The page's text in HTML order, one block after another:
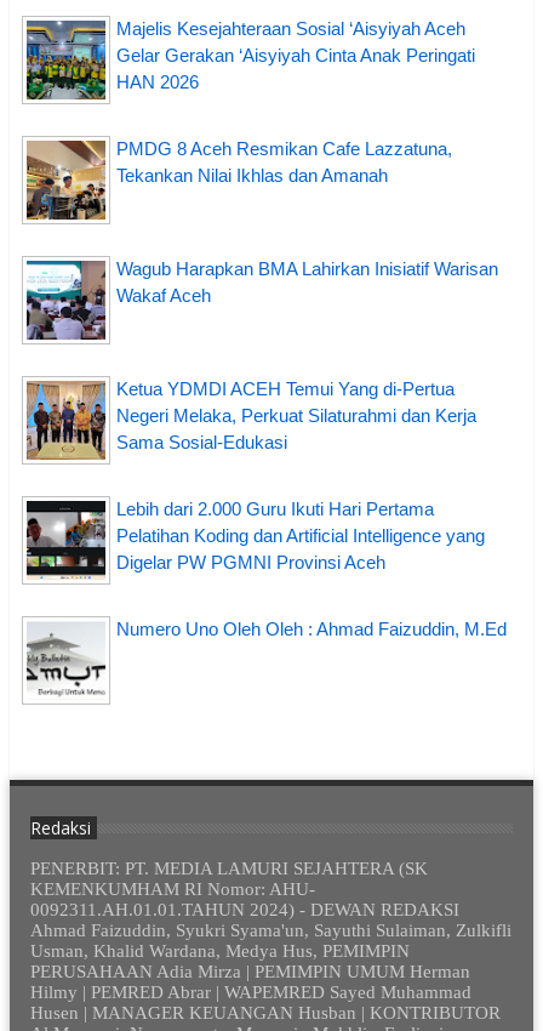
Majelis Kesejahteraan Sosial ‘Aisyiyah Aceh
Gelar Gerakan ‘Aisyiyah Cinta Anak Peringati
HAN 2026
PMDG 8 Aceh Resmikan Cafe Lazzatuna,
Tekankan Nilai Ikhlas dan Amanah
Wagub Harapkan BMA Lahirkan Inisiatif Warisan
Wakaf Aceh
Ketua YDMDI ACEH Temui Yang di-Pertua
Negeri Melaka, Perkuat Silaturahmi dan Kerja
Sama Sosial-Edukasi
Lebih dari 2.000 Guru Ikuti Hari Pertama
Pelatihan Koding dan Artificial Intelligence yang
Digelar PW PGMNI Provinsi Aceh
Numero Uno Oleh Oleh : Ahmad Faizuddin, M.Ed
Redaksi
PENERBIT: PT. MEDIA LAMURI SEJAHTERA (SK
KEMENKUMHAM RI Nomor: AHU-
0092311.AH.01.01.TAHUN 2024) - DEWAN REDAKSI
Ahmad Faizuddin, Syukri Syama'un, Sayuthi Sulaiman, Zulkifli
Usman, Khalid Wardana, Medya Hus, PEMIMPIN
PERUSAHAAN Adia Mirza | PEMIMPIN UMUM Herman
Hilmy | PEMRED Abrar | WAPEMRED Sayed Muhammad
Husen | MANAGER KEUANGAN Husban | KONTRIBUTOR